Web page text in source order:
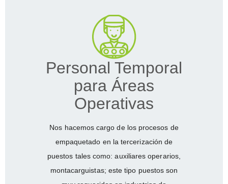
Personal Temporal
para Áreas
Operativas
Nos hacemos cargo de los procesos de
empaquetado en la tercerización de
puestos tales como: auxiliares operarios,
montacarguistas; este tipo puestos son